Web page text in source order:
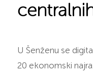
U Šenženu se
20 ekonomski